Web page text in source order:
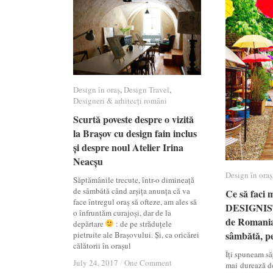
Design în oraș,Design Travel,
Designeri & arhitecți români
Scurtă poveste despre o vizită
la Brașov cu design fain inclus
și despre noul Atelier Irina
Neacșu
Săptămânile trecute, într-o dimineață
de sâmbătă când arșița anunța că va
face întregul oraș să ofteze, am ales să
o înfruntăm curajoși, dar de la
depărtare
: de pe străduțele
pietruite ale Brașovului. Și, ca oricărei
călătorii în orașul
July 24, 2017 / One Comment
Design în oraș Design Travel
Designeri & arhitecți români
Scurtă poveste despre o vizită
la Brașov cu design fain inclus
și despre noul Atelier Irina
Neacșu
July 24, 2017 / One Comment
Design în oraș
Ce să faci
de
sâmbătă,
Îți spuneam
mai durează
Design în oraș
Ce să faci
de
sâmbătă,